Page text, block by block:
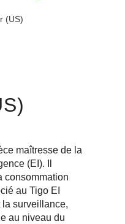
maîtresse de la
(EI). Il
consommation
au Tigo EI
la surveillance,
au niveau du